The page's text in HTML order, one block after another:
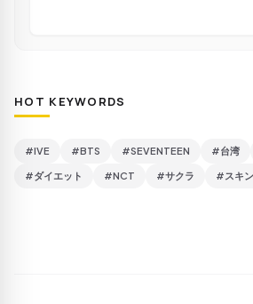
HOT KEYWORDS
#IVE #BTS #SEVENTEEN #台湾
#ダイエット #NCT #サクラ #スキ